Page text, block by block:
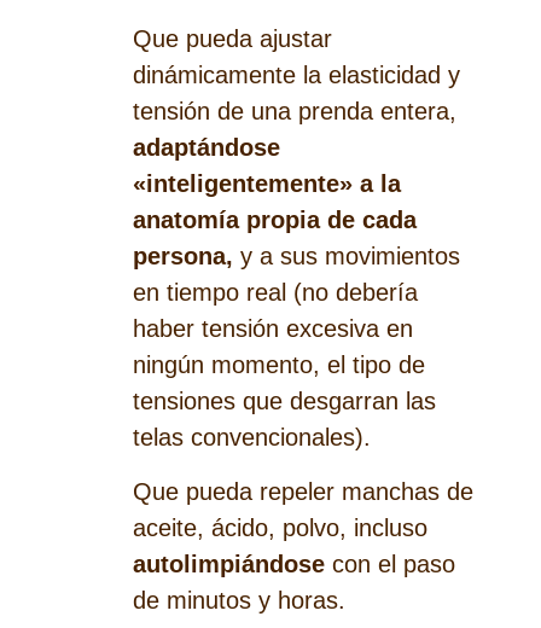
Que pueda ajustar
dinámicamente la elasticidad y
tensión de una prenda entera,
adaptándose
«inteligentemente» a la
anatomía propia de cada
persona, y a sus movimientos
en tiempo real (no debería
haber tensión excesiva en
ningún momento, el tipo de
tensiones que desgarran las
telas convencionales).
Que pueda repeler manchas de
aceite, ácido, polvo, incluso
autolimpiándose con el paso
de minutos y horas.